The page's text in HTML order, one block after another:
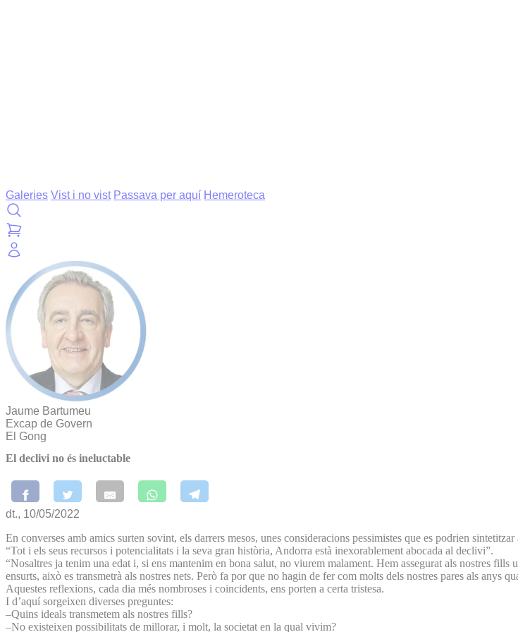
Galeries Vist i no vist Passava per aquí Hemeroteca
Jaume Bartumeu
Excap de Govern
El Gong
El declivi no és ineluctable
dt., 10/05/2022
En converses amb amics surten sovint, els darrers mesos, unes consideracions pessimistes que es podrien sintetitzar
“Tot i els seus recursos i potencialitats i la seva gran història, Andorra està inexorablement abocada al declivi”.
“Nosaltres ja tenim una edat i, si ens mantenim en bona salut, no viurem malament. Hem assegurat als nostres
ensurts, això es transmetrà als nostres nets. Però fa por que no hagin de fer com molts dels nostres pares als anys
Aquestes reflexions, cada dia més nombroses i coincidents, ens porten a certa tristesa.
I d’aquí sorgeixen diverses preguntes:
–Quins ideals transmetem als nostres fills?
–No existeixen possibilitats de millorar, i molt, la societat en la qual vivim?